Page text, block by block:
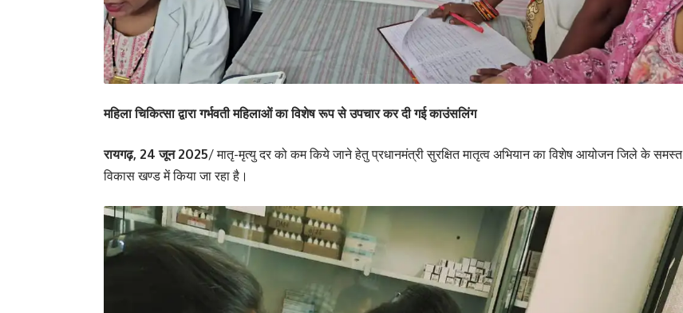
महिला चिकित्सा द्वारा गर्भवती महिलाओं का विशेष रूप से उपचार कर दी गई काउंसलिंग
रायगढ़, 24 जून 2025/ मातृ-मृत्यु दर को कम किये जाने हेतु प्रधानमंत्री सुरक्षित मातृत्व अभियान का विशेष आयोजन जिले के समस्त
विकास खण्ड में किया जा रहा है।